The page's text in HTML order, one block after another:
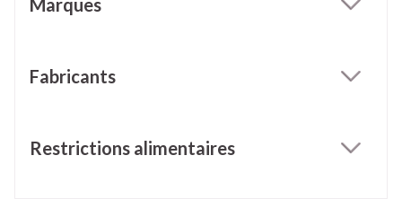
Marques
Fabricants
Restrictions alimentaires